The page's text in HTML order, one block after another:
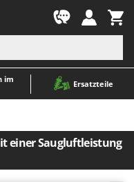
im
Ersatzteile
einer Saugluftleistung